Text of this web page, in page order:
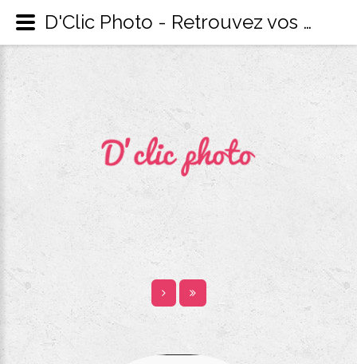
D'Clic Photo - Retrouvez vos reportages photos privés - Catégorie: Galerie privé